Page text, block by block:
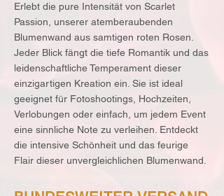
Erlebt die pure Intensität von Scarlet
Passion, unserer atemberaubenden
Blumenwand aus samtigen roten Rosen.
Jeder Blick fängt die tiefe Romantik und das
leidenschaftliche Temperament dieser
einzigartigen Kreation ein. Sie ist ideal
geeignet für Fotoshootings, Hochzeiten,
Verlobungen oder einfach, um jedem Event
eine sinnliche Note zu verleihen. Entdeckt
die intensive Schönheit und das feurige
Flair dieser unvergleichlichen Blumenwand.